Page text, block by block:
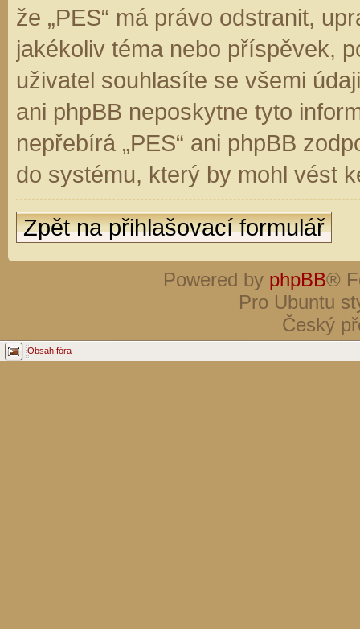
že „PES“ má právo odstranit,
jakékoliv téma nebo příspěvek,
uživatel souhlasíte se všemi
ani phpBB neposkytne tyto
nepřebírá „PES“ ani phpBB
do systému, který by mohl vést
Zpět na přihlašovací formulář
Powered by phpBB®
Pro Ubuntu
Český
Obsah fóra